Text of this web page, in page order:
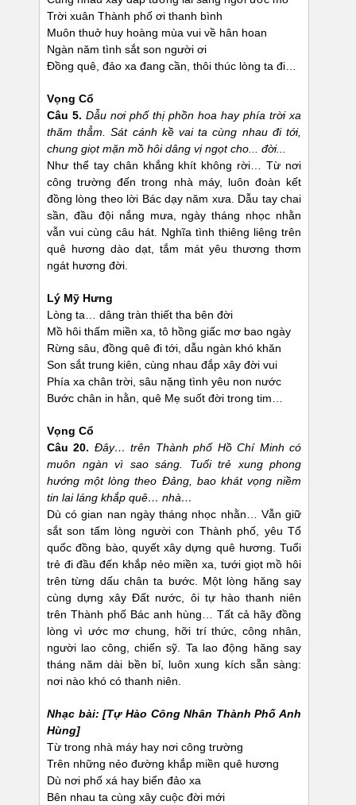
Trời xuân Thành phố ơi thanh bình
Muôn thuở huy hoàng mùa vui về hân hoan
Ngàn năm tình sắt son người ơi
Đồng quê, đảo xa đang cần, thôi thúc lòng ta đi…
Vọng Cổ
Câu 5. Dẫu nơi phố thị phồn hoa hay phía trời xa
thăm thẳm. Sát cánh kề vai ta cùng nhau đi tới,
chung giọt mặn mồ hôi dâng vị ngọt cho... đời...
Như thể tay chân khắng khít không rời… Từ nơi
công trường đến trong nhà máy, luôn đoàn kết
đồng lòng theo lời Bác dạy năm xưa. Dẫu tay chai
sần, đầu đội nắng mưa, ngày tháng nhọc nhằn
vẫn vui cùng câu hát. Nghĩa tình thiêng liêng trên
quê hương dào dạt, tắm mát yêu thương thơm
ngát hương đời.
Lý Mỹ Hưng
Lòng ta… dâng tràn thiết tha bên đời
Mồ hôi thấm miền xa, tô hồng giấc mơ bao ngày
Rừng sâu, đồng quê đi tới, dẫu ngàn khó khăn
Son sắt trung kiên, cùng nhau đắp xây đời vui
Phía xa chân trời, sâu nặng tình yêu non nước
Bước chân in hằn, quê Mẹ suốt đời trong tim…
Vọng Cổ
Câu 20. Đây… trên Thành phố Hồ Chí Minh có
muôn ngàn vì sao sáng. Tuổi trẻ xung phong
hướng một lòng theo Đảng, bao khát vọng niềm
tin lai láng khắp quê… nhà…
Dù có gian nan ngày tháng nhọc nhằn… Vẫn giữ
sắt son tấm lòng người con Thành phố, yêu Tổ
quốc đồng bào, quyết xây dựng quê hương. Tuổi
trẻ đi đầu đến khắp nẻo miền xa, tưới giọt mồ hôi
trên từng dấu chân ta bước. Một lòng hăng say
cùng dựng xây Đất nước, ôi tự hào thanh niên
trên Thành phố Bác anh hùng… Tất cả hãy đồng
lòng vì ước mơ chung, hỡi trí thức, công nhân,
người lao công, chiến sỹ. Ta lao động hăng say
tháng năm dài bền bỉ, luôn xung kích sẵn sàng:
nơi nào khó có thanh niên.
Nhạc bài: [Tự Hào Công Nhân Thành Phố Anh
Hùng]
Từ trong nhà máy hay nơi công trường
Trên những nẻo đường khắp miền quê hương
Dù nơi phố xá hay biển đảo xa
Bên nhau ta cùng xây cuộc đời mới